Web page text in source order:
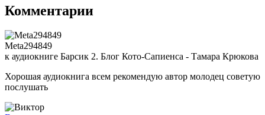
Комментарии
Meta294849
к аудиокниге Барсик 2. Блог Кото-Сапиенса - Тамара Крюкова
Хорошая аудиокнига всем рекомендую автор молодец советую
послушать